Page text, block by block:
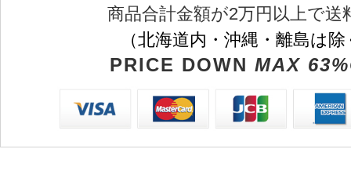
商品合計金額が2万円以上で送
（北海道内・沖縄・離島は
PRICE DOWN MAX